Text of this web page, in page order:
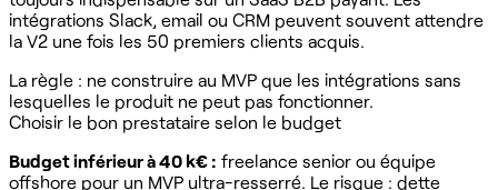
intégrations Slack, email ou CRM peuvent souvent attendre
la V2 une fois les 50 premiers clients acquis.
La règle : ne construire au MVP que les intégrations sans
lesquelles le produit ne peut pas fonctionner.
Choisir le bon prestataire selon le budget
Budget inférieur à 40 k€ : freelance senior ou équipe
offshore pour un MVP ultra-resserré. Le risque : dette